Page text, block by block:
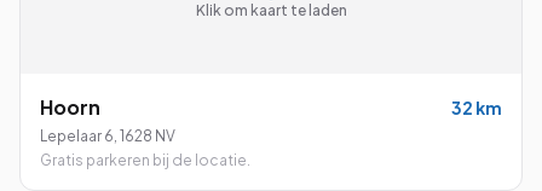
Klik om kaart te laden
Hoorn 32 km
Lepelaar 6, 1628 NV
Gratis parkeren bij de locatie.